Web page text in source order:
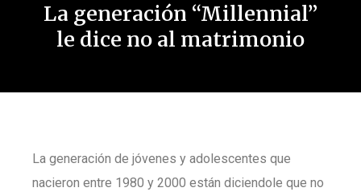
La generación “Millennial”
le dice no al matrimonio
La generación de jóvenes y adolescentes que
nacieron entre 1980 y 2000 están diciendole que no